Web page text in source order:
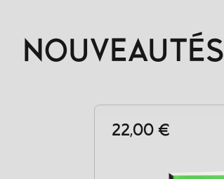
NOUVEAUTÉS
22,00 €